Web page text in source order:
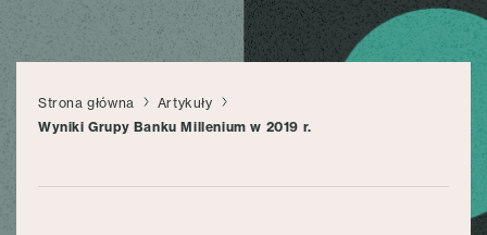
Strona główna
Artykuły
Wyniki Grupy Banku Millenium w 2019 r.